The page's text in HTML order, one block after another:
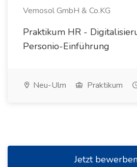
Vemosol GmbH & Co.KG
Praktikum HR -
Personio-Einführung
Neu-Ulm Praktikum
Jetzt